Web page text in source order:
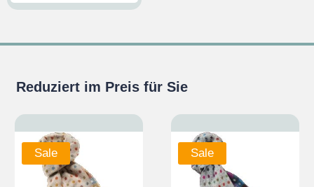
Reduziert im Preis für Sie
Sale Sale